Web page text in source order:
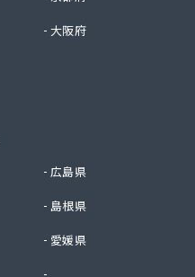
大阪府
広島県
島根県
愛媛県